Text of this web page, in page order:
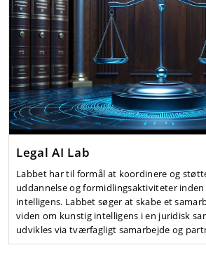
Legal AI Lab
Labbet har til formål at koordinere og
uddannelse og formidlingsaktiviteter
intelligens. Labbet søger at skabe et
viden om kunstig intelligens i en juridisk
udvikles via tværfagligt samarbejde og